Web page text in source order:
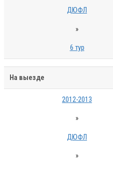
ДЮФЛ
»
6 тур
На выезде
2012-2013
»
ДЮФЛ
»